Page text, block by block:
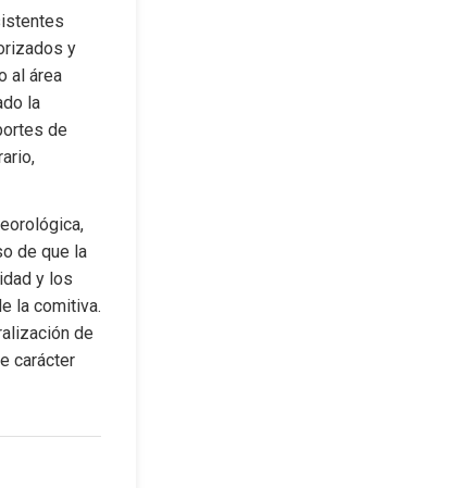
y
al área
la
de
de que la
y los
la comitiva.
de
carácter